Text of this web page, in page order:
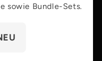
sowie Bundle-Sets.